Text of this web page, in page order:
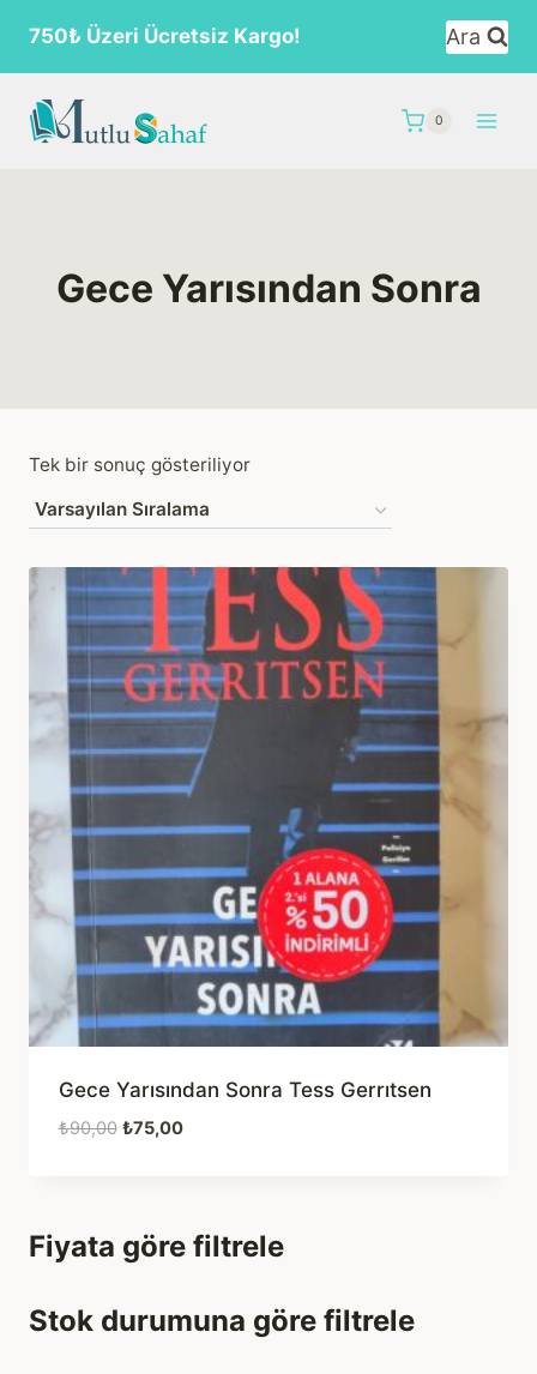
content
750₺ Üzeri Ücretsiz Kargo! Ara
0
Gece Yarısından Sonra
Tek bir sonuç gösteriliyor
Gece Yarısından Sonra Tess Gerrıtsen
₺90,00 Orijinal
₺75,00Şu
Fiyata göre filtrele
Stok durumuna göre filtrele